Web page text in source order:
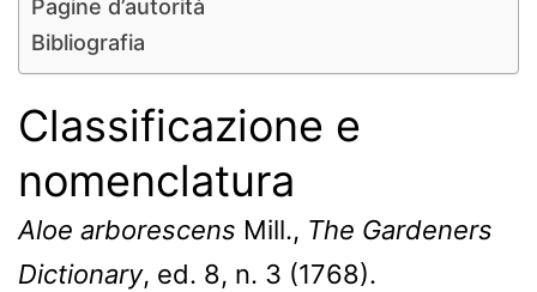
Pagine d’autorità
Bibliografia
Classificazione e
nomenclatura
Aloe arborescens Mill., The Gardeners
Dictionary, ed. 8, n. 3 (1768).